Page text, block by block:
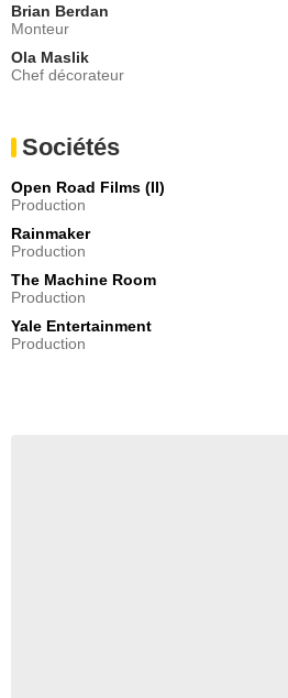
Brian Berdan
Monteur
Ola Maslik
Chef décorateur
Sociétés
Open Road Films (II)
Production
Rainmaker
Production
The Machine Room
Production
Yale Entertainment
Production